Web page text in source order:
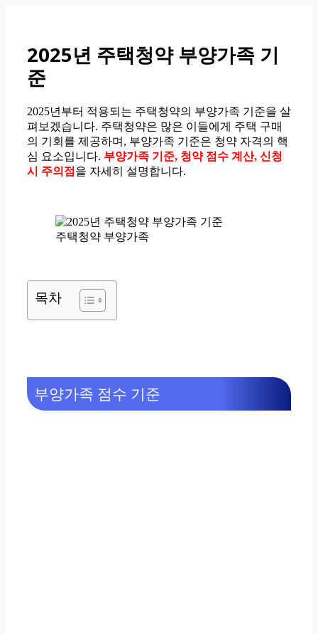
2025년 주택청약 부양가족 기
준
2025년부터 적용되는 주택청약의 부양가족 기준을 살
펴보겠습니다. 주택청약은 많은 이들에게 주택 구매
의 기회를 제공하며, 부양가족 기준은 청약 자격의 핵
심 요소입니다. 부양가족 기준, 청약 점수 계산, 신청
시 주의점 을 자세히 설명합니다.
주택청약 부양가족
목차
부양가족 점수 기준